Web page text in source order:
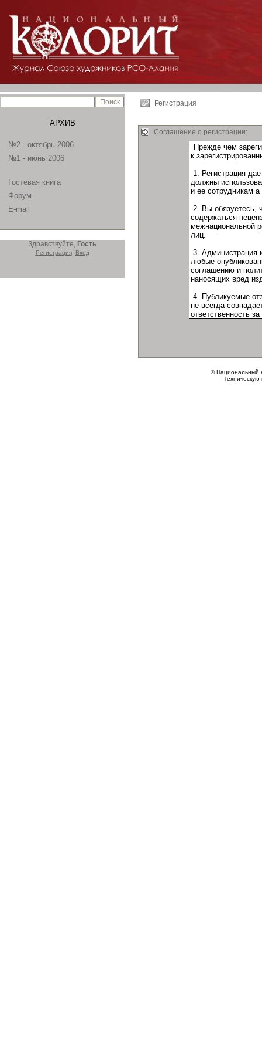
АРХИВ
№2 - октябрь 2006
№1 - июнь 2006
Гостевая книга
Форум
E-mail
Здравствуйте, Гость
Регистрация| Вход
Регистрация
Соглашение о регистрации:
©Национальный